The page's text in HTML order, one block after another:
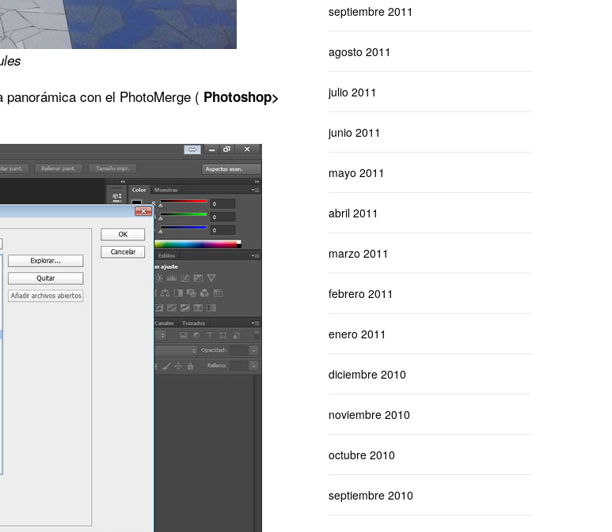
con el PhotoMerge ( Photoshop>
septiembre 2011
agosto 2011
julio 2011
junio 2011
mayo 2011
abril 2011
marzo 2011
febrero 2011
enero 2011
diciembre 2010
noviembre 2010
octubre 2010
septiembre 2010